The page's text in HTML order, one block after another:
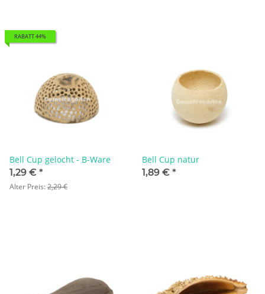
RABATT 44%
Bell Cup gelocht - B-Ware
1,29 € *
Alter Preis:2,29 €
Bell Cup natur
1,89 € *